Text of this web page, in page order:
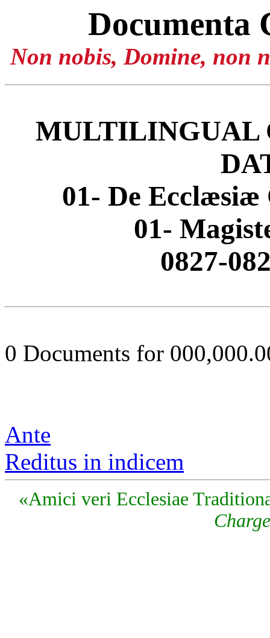
Documenta
Non nobis, Domine, non
MULTILINGUAL
01- De
01-
0827-
0 Documents for
Ante
Reditus in indicem
«Amici veri Ecclesiae